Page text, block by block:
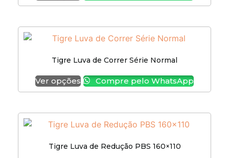
Tigre Luva de Correr Série Normal
Ver opções Compre pelo WhatsApp
Tigre Luva de Redução PBS 160×110